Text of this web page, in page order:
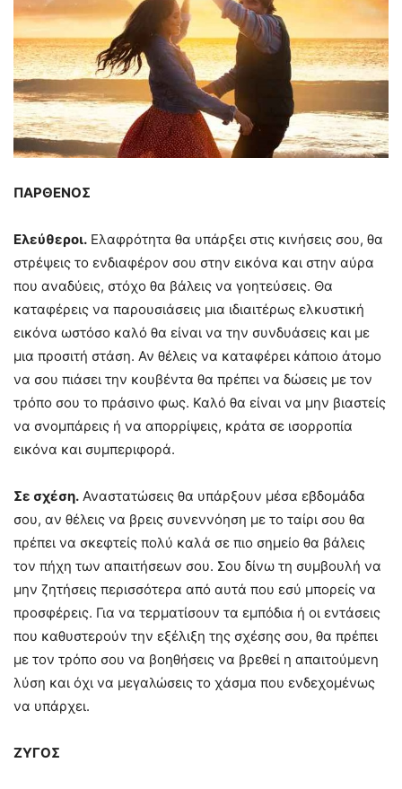
ΠΑΡΘΕΝΟΣ
Ελεύθεροι. Ελαφρότητα θα υπάρξει στις κινήσεις σου, θα
στρέψεις το ενδιαφέρον σου στην εικόνα και στην αύρα
που αναδύεις, στόχο θα βάλεις να γοητεύσεις. Θα
καταφέρεις να παρουσιάσεις μια ιδιαιτέρως ελκυστική
εικόνα ωστόσο καλό θα είναι να την συνδυάσεις και με
μια προσιτή στάση. Αν θέλεις να καταφέρει κάποιο άτομο
να σου πιάσει την κουβέντα θα πρέπει να δώσεις με τον
τρόπο σου το πράσινο φως. Καλό θα είναι να μην βιαστείς
να σνομπάρεις ή να απορρίψεις, κράτα σε ισορροπία
εικόνα και συμπεριφορά.
Σε σχέση. Αναστατώσεις θα υπάρξουν μέσα εβδομάδα
σου, αν θέλεις να βρεις συνεννόηση με το ταίρι σου θα
πρέπει να σκεφτείς πολύ καλά σε πιο σημείο θα βάλεις
τον πήχη των απαιτήσεων σου. Σου δίνω τη συμβουλή να
μην ζητήσεις περισσότερα από αυτά που εσύ μπορείς να
προσφέρεις. Για να τερματίσουν τα εμπόδια ή οι εντάσεις
που καθυστερούν την εξέλιξη της σχέσης σου, θα πρέπει
με τον τρόπο σου να βοηθήσεις να βρεθεί η απαιτούμενη
λύση και όχι να μεγαλώσεις το χάσμα που ενδεχομένως
να υπάρχει.
ΖΥΓΟΣ